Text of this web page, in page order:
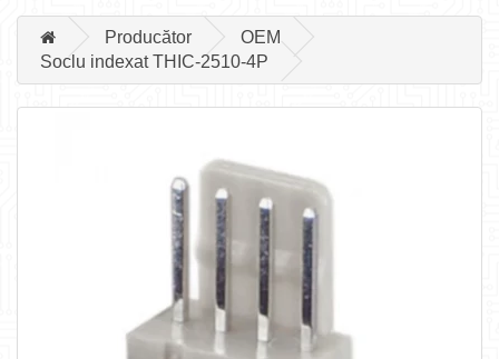
Producător
OEM
Soclu indexat THIC-2510-4P